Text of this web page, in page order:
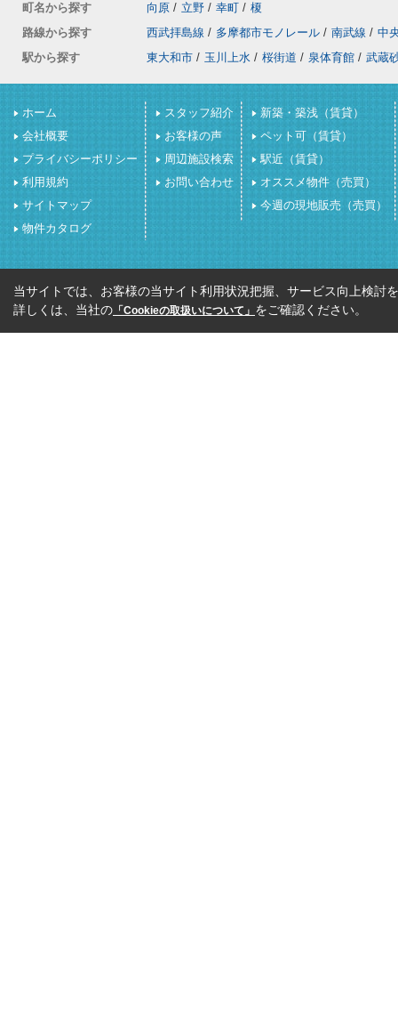
町名から探す
向原 / 立野 / 幸町 / 榎
路線から探す
西武拝島線 / 多摩都市モノレール / 南武線 / 中
駅から探す
東大和市 / 玉川上水 / 桜街道 / 泉体育館 / 武蔵
ホーム
会社概要
プライバシーポリシー
利用規約
サイトマップ
物件カタログ
スタッフ紹介
お客様の声
周辺施設検索
お問い合わせ
新築・築浅（賃貸）
ペット可（賃貸）
駅近（賃貸）
オススメ物件（売買）
今週の現地販売（売買）
当サイトでは、お客様の当サイト利用状況把握、サービス向上検討
詳しくは、当社の 「Cookieの取扱いについて」 をご確認ください。